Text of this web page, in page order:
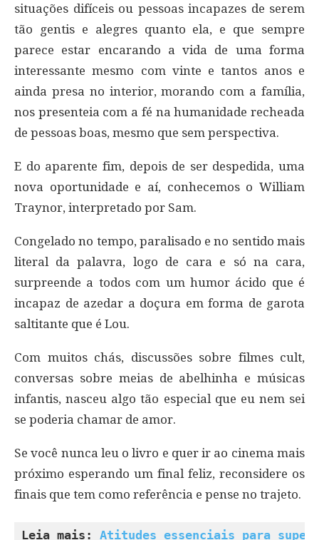
situações difíceis ou pessoas incapazes de serem
tão gentis e alegres quanto ela, e que sempre
parece estar encarando a vida de uma forma
interessante mesmo com vinte e tantos anos e
ainda presa no interior, morando com a família,
nos presenteia com a fé na humanidade recheada
de pessoas boas, mesmo que sem perspectiva.
E do aparente fim, depois de ser despedida, uma
nova oportunidade e aí, conhecemos o William
Traynor, interpretado por Sam.
Congelado no tempo, paralisado e no sentido mais
literal da palavra, logo de cara e só na cara,
surpreende a todos com um humor ácido que é
incapaz de azedar a doçura em forma de garota
saltitante que é Lou.
Com muitos chás, discussões sobre filmes cult,
conversas sobre meias de abelhinha e músicas
infantis, nasceu algo tão especial que eu nem sei
se poderia chamar de amor.
Se você nunca leu o livro e quer ir ao cinema mais
próximo esperando um final feliz, reconsidere os
finais que tem como referência e pense no trajeto.
Leia mais: Atitudes essenciais para